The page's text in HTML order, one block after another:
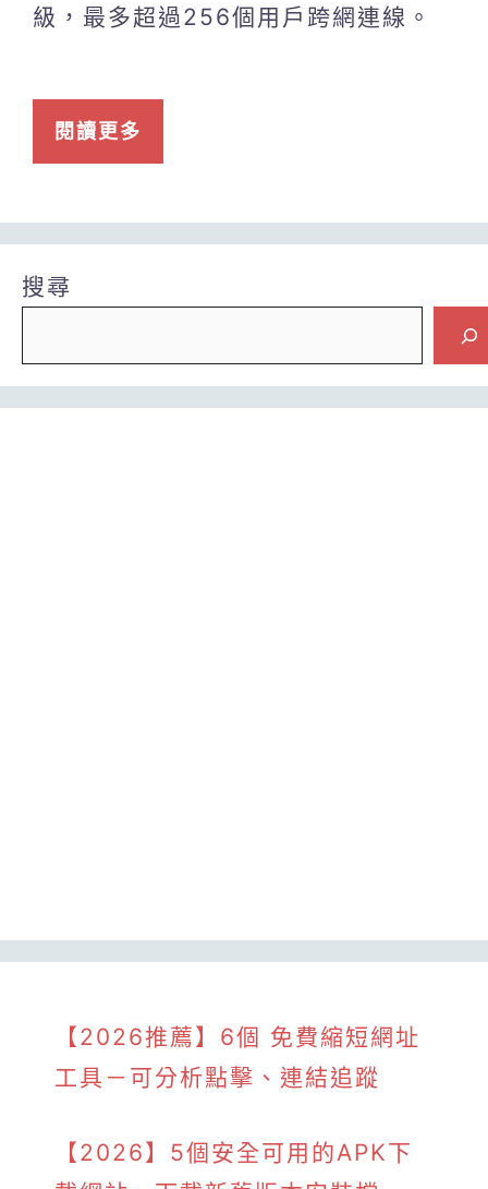
級，最多超過256個用戶跨網連線。
閱讀更多
搜尋
【2026推薦】6個 免費縮短網址
工具－可分析點擊、連結追蹤
【2026】5個安全可用的APK下